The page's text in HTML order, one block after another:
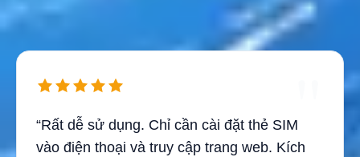
“Rất dễ sử dụng. Chỉ cần cài đặt thẻ SIM
vào điện thoại và truy cập trang web. Kích